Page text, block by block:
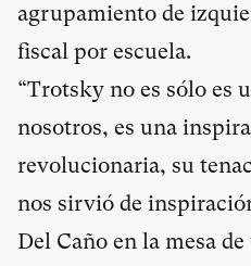
agrupamiento de
fiscal por escuela.
“Trotsky no es sólo es
nosotros, es una
revolucionaria, su
nos sirvió de
Del Caño en la mesa